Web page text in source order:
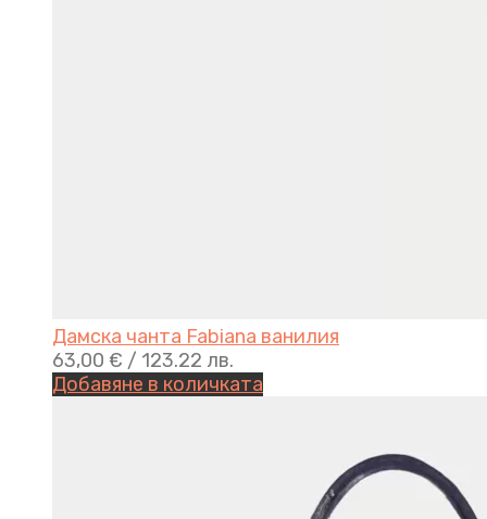
Дамска чанта Fabiana ванилия
63,00 € / 123.22 лв.
Добавяне в количката